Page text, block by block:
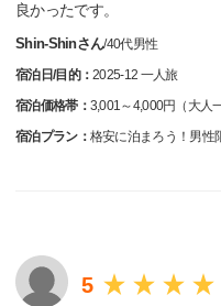
良かったです。
Shin-Shinさん/40代男性
宿泊日/目的：2025-12 一人旅
宿泊価格帯： 3,001～4,000円（大人
宿泊プラン： 格安に泊まろう！男性
5